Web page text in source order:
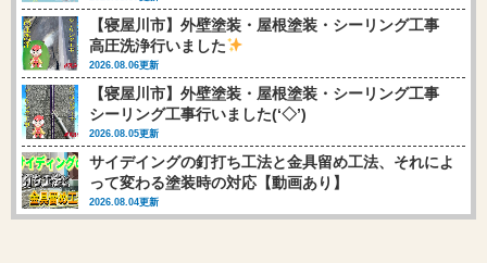
【寝屋川市】外壁塗装・屋根塗装・シーリング工事
高圧洗浄行いました
2026.08.06更新
【寝屋川市】外壁塗装・屋根塗装・シーリング工事
シーリング工事行いました(‘◇’)ゞ
2026.08.05更新
サイデイングの釘打ち工法と金具留め工法、それによ
って変わる塗装時の対応【動画あり】
2026.08.04更新